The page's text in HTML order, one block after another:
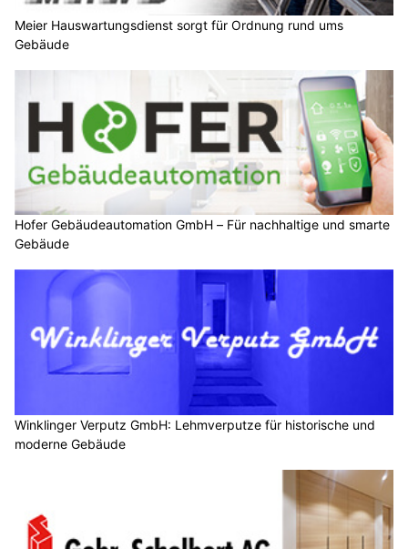
Meier Hauswartungsdienst sorgt für Ordnung rund ums
Gebäude
Hofer Gebäudeautomation GmbH – Für nachhaltige und smarte
Gebäude
Winklinger Verputz GmbH: Lehmverputze für historische und
moderne Gebäude